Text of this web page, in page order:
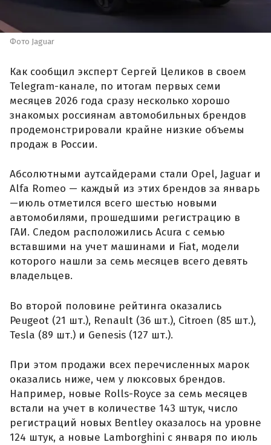
Фото Jaguar
Как сообщил эксперт Сергей Целиков в своем
Telegram-канале, по итогам первых семи
месяцев 2026 года сразу несколько хорошо
знакомых россиянам автомобильных брендов
продемонстрировали крайне низкие объемы
продаж в России.
Абсолютными аутсайдерами стали Opel, Jaguar и
Alfa Romeo — каждый из этих брендов за январь
—июль отметился всего шестью новыми
автомобилями, прошедшими регистрацию в
ГАИ. Следом расположились Acura с семью
вставшими на учет машинами и Fiat, модели
которого нашли за семь месяцев всего девять
владельцев.
Во второй половине рейтинга оказались
Peugeot (21 шт.), Renault (36 шт.), Citroen (85 шт.),
Tesla (89 шт.) и Genesis (127 шт.).
При этом продажи всех перечисленных марок
оказались ниже, чем у люксовых брендов.
Например, новые Rolls-Royce за семь месяцев
встали на учет в количестве 143 штук, число
регистраций новых Bentley оказалось на уровне
124 штук, а новые Lamborghini с января по июль